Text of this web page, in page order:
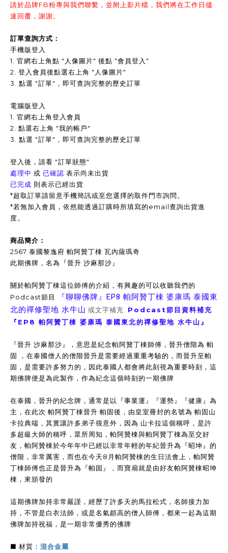
請於品牌FB粉專與我們聯繫，並附上影片檔，我們將在工作日儘
速回覆，謝謝。
訂單查詢方式：
手機版登入
1. 官網右上角點 "人像圖片" 後點 "會員登入"
2. 登入會員後點選右上角 "人像圖片"
3. 點選 "訂單"，即可查詢完整的歷史訂單
電腦版登入
1. 官網右上角登入會員
2. 點選右上角 "我的帳戶"
3. 點選 "訂單"，即可查詢完整的歷史訂單
登入後，請看 "訂單狀態"
處理中 或 已確認 表示尚未出貨
已完成 則表示已經出貨
*超取訂單請留意手機簡訊或至您選擇的取件門市詢問。
*若無加入會員，依然能透過訂購時所填寫的email查詢出貨進
度。
商品簡介：
2567 泰國黎逸府 帕阿贊丁棟 瓦內薩瑪奇
此期佛牌，名為『晉升 沙麻那沙』
關於帕阿贊丁棟這位師傅的介紹，有興趣的可以收聽我們的
Podcast節目
『聊聊佛牌』EP8 帕阿贊丁棟 婆康瑪 泰國東
北的禪修聖地 水牛山 或文字補充 Podcast節目資料補充
『EP8 帕阿贊丁棟 婆康瑪 泰國東北的禪修聖地 水牛山』
『晉升 沙麻那沙』，意思是紀念帕阿贊丁棟師傅，晉升僧階為 帕
固 ，在泰國僧人的僧階晉升是需要經過重重考驗的，而晉升至帕
固，是需要許多努力的，因此泰國人都會將此刻視為重要時刻，這
期佛牌便是為此製作，作為紀念這個時刻的一期佛牌
在泰國，晉升的紀念牌，通常是以『事業運』『運勢』『健康』為
主，在此次 帕阿贊丁棟晉升 帕固後，由皇室冊封的名號為 帕固山
卡拉典端，其實讓許多弟子很意外，因為 山卡拉這個稱呼，是許
多超級大師的稱呼，眾所周知，帕阿贊棟與帕阿贊丁棟為至交好
友，帕阿贊棟於今年年中已經以非常年輕的年紀晉升為『昭坤』的
僧階，非常厲害，而也在今天8月帕阿贊棟的生日法會上，帕阿贊
丁棟師傅也正是晉升為『帕固』，而寶扇就是由好友帕阿贊棟昭坤
棟，來頒發的
這期佛牌加持非常嚴謹，經歷了許多天的馬拉松式，名師接力加
持，不管是白衣法師，或是名氣頗高的僧人師傅，都來一起為這期
佛牌加持祝福，是一期非常優秀的佛牌
■ 材質： 混合金屬